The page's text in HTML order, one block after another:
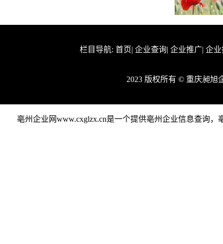
栏目导航: 首页| 企业查询| 企业推广| 企
2023 版权所有 © 重庆昶
亳州企业网www.cxglzx.cn是一个提供亳州企业信息查询